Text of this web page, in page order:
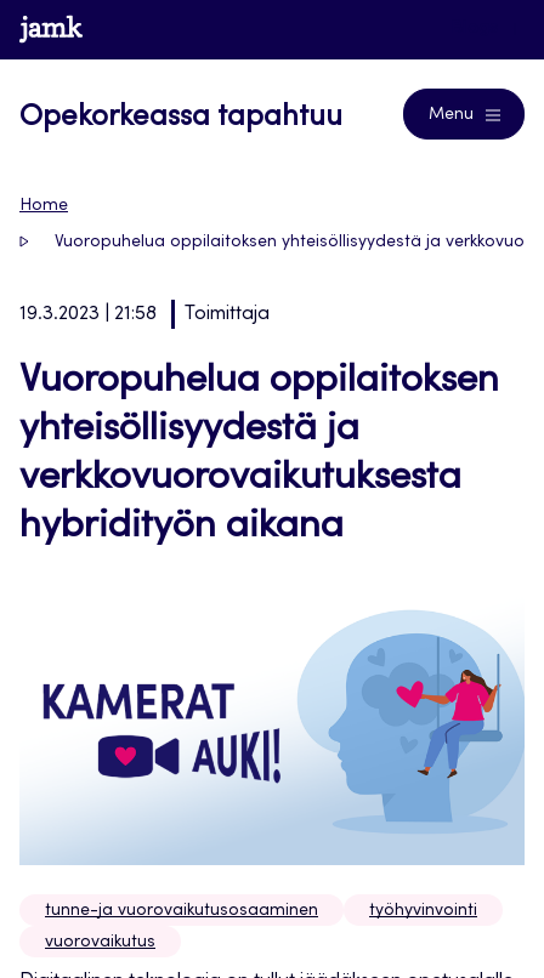
Siirry
suoraan
www.jamk.fi
Opekorkeassa tapahtuu Menu
Home
Vuoropuhelua oppilaitoksen yhteisöllisyydestä ja
19.3.2023 | 21:58 Toimittaja
Vuoropuhelua oppilaitoksen
yhteisöllisyydestä ja
verkkovuorovaikutuksesta
hybridityön aikana
tunne-ja vuorovaikutusosaaminen
työhyvinvointi
vuorovaikutus